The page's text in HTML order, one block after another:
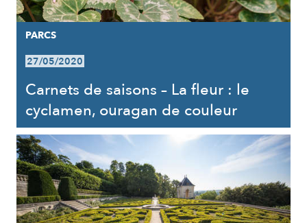
PARCS
27/05/2020
Carnets de saisons – La fleur : le
cyclamen, ouragan de couleur